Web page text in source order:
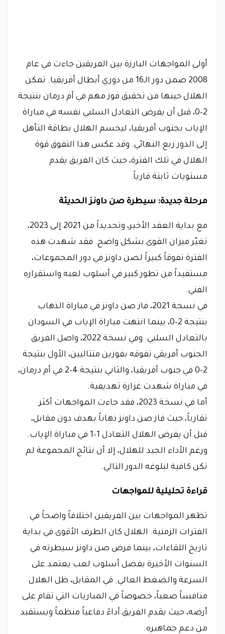
أولى المواجهات البارزة بين الفريقين جاءت في عام
2008 ضمن دور الـ16 من دوري أبطال أفريقيا. تمكن
الهلال حينها من تحقيق فوز مهم في أم درمان بنتيجة
2–0، قبل أن يفرض التعادل السلبي نفسه في مباراة
الإياب بجنوب أفريقيا، ليحسم الهلال بطاقة التأهل
إلى الدور ربع النهائي. وقد عكس هذا التفوق قوة
الهلال في تلك الفترة، حيث كان الفريق يقدم
مستويات ثابتة قارياً.
مرحلة جديدة: سيطرة صن داونز الحديثة
مع بداية العقد الأخير، وتحديداً من 2021 إلى 2023،
تغيّر ميزان القوى بشكل واضح. فقد شهدت هذه
الفترة تفوقاً كبيراً لصن داونز في دور المجموعات،
مستفيداً من تطور كبير في أسلوب لعبه واستقراره
الفني.
في نسخة 2021، فاز صن داونز في مباراة الذهاب
بنتيجة 2–0، بينما انتهت مباراة الإياب في السودان
بالتعادل السلبي. وفي نسخة 2022، واصل الفريق
الجنوب أفريقي تفوقه بفوزين متتاليين، الأول بنتيجة
2–0 في جنوب أفريقيا، والثاني بنتيجة 4–2 في أم درمان،
في مباراة شهدت غزارة تهديفية.
أما في نسخة 2023، فقد جاءت المواجهات أكثر
تقارباً، حيث فاز صن داونز ذهاباً بهدف دون مقابل،
قبل أن يفرض الهلال التعادل 1–1 في مباراة الإياب.
ورغم الأداء الجيد للهلال، إلا أن نتائج المجموعة لم
تكن كافية لبلوغه الدور التالي.
قراءة تحليلية للمواجهات
تظهر المواجهات بين الفريقين اختلافاً واضحاً في
الفترات الزمنية. الهلال كان الطرف الأقوى في بداية
تاريخ اللقاءات، بينما فرض صن داونز سيطرته في
السنوات الأخيرة بفضل أسلوب لعب يعتمد على
السرعة والضغط العالي. في المقابل، ظل الهلال
منافساً صعباً، خصوصاً في المباريات التي تقام على
أرضه، حيث يقدم الفريق أداءً دفاعياً منظماً ويستفيد
من دعم جماهيره.